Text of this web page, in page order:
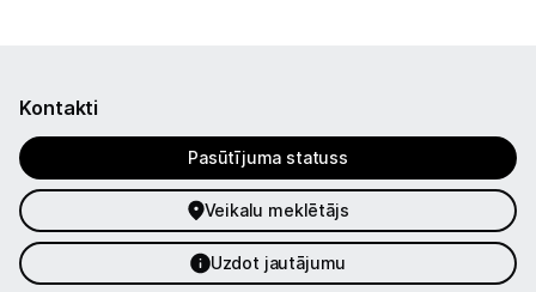
Kontakti
Pasūtījuma statuss
Veikalu meklētājs
Uzdot jautājumu